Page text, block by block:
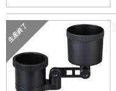
生産終了